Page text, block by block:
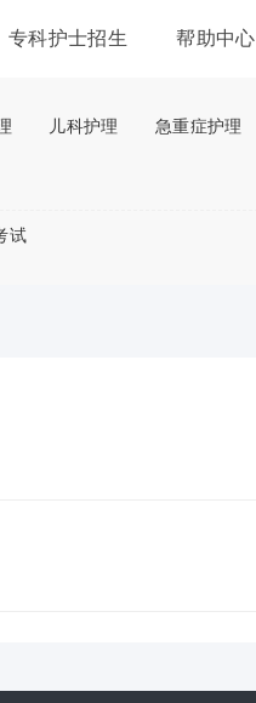
专科护士招生 帮助中心
儿科护理 急重症护理
试